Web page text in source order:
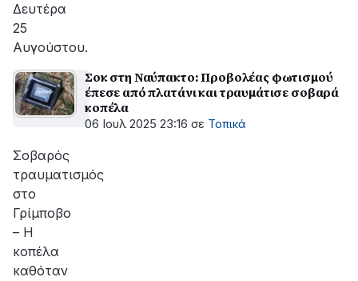
Δευτέρα
25
Αυγούστου.
Σοκ στη Ναύπακτο: Προβολέας φωτισμού
έπεσε από πλατάνι και τραυμάτισε σοβαρά
κοπέλα
06 Ιουλ 2025 23:16 σε Τοπικά
Σοβαρός
τραυματισμός
στο
Γρίμποβο
– Η
κοπέλα
καθόταν